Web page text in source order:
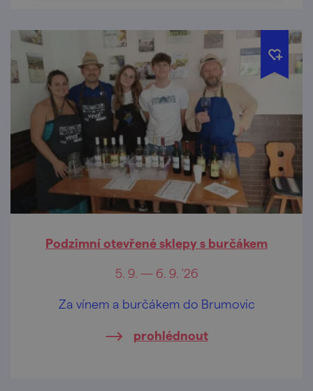
Podzimní otevřené sklepy s burčákem
5. 9. — 6. 9. '26
Za vínem a burčákem do Brumovic
prohlédnout